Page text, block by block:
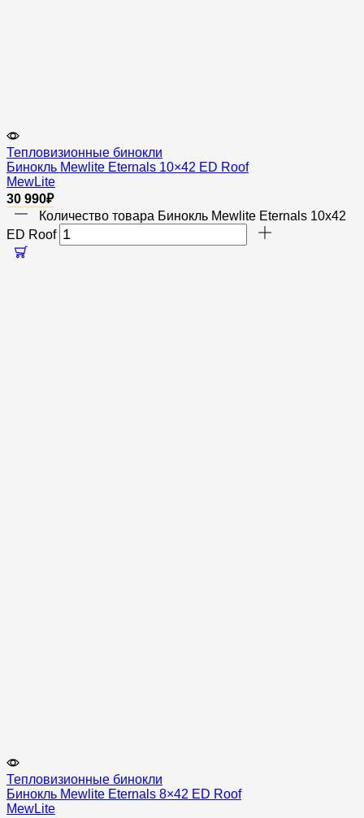
Тепловизионные бинокли
Бинокль Mewlite Eternals 10×42 ED Roof
MewLite
30 990₽
Количество товара Бинокль Mewlite Eternals 10x42
ED Roof
Тепловизионные бинокли
Бинокль Mewlite Eternals 8×42 ED Roof
MewLite